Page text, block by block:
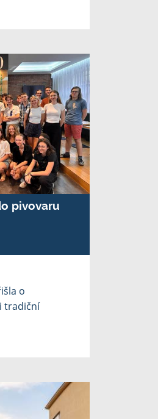
pivovaru
o
tradiční